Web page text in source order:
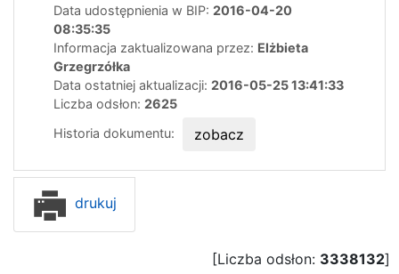
Data udostępnienia w BIP: 2016-04-20
08:35:35
Informacja zaktualizowana przez: Elżbieta
Grzegrzółka
Data ostatniej aktualizacji: 2016-05-25 13:41:33
Liczba odsłon: 2625
Historia dokumentu:
zobacz
drukuj
[Liczba odsłon: 3338132]